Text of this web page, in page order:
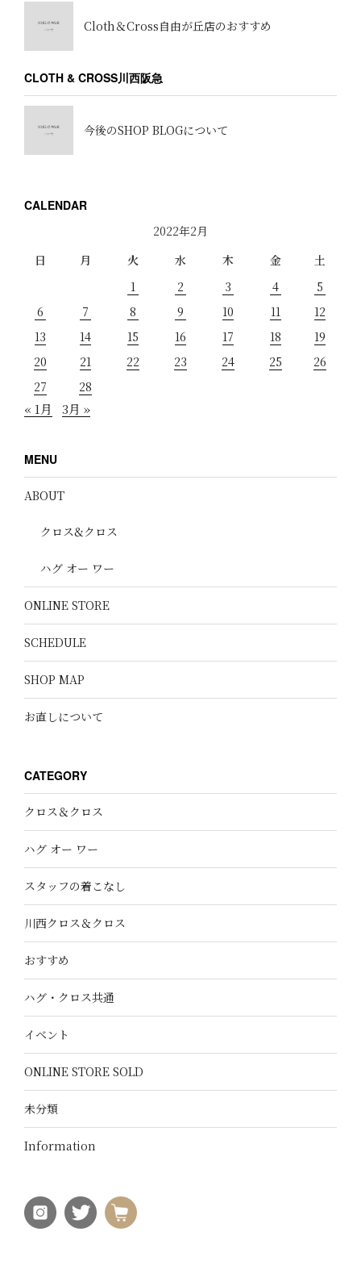
Cloth＆Cross自由が丘店のおすすめ
CLOTH & CROSS川西阪急
今後のSHOP BLOGについて
CALENDAR
2022年2月
日
月 火 水 木 金
土
1
2 3 4
5
6
7 8 9 10 11
12
13
14 15 16 17 18
19
20
21 22 23 24 25
26
27
28
« 1月 3月 »
MENU
ABOUT
クロス&クロス
ハグ オー ワー
ONLINE STORE
SCHEDULE
SHOP MAP
お直しについて
CATEGORY
クロス＆クロス
ハグ オー ワー
スタッフの着こなし
川西クロス＆クロス
おすすめ
ハグ・クロス共通
イベント
ONLINE STORE SOLD
未分類
Information